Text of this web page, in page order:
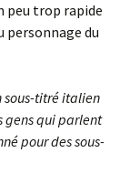
peu trop rapide
personnage du
sous-titré italien
gens qui parlent
pour des sous-